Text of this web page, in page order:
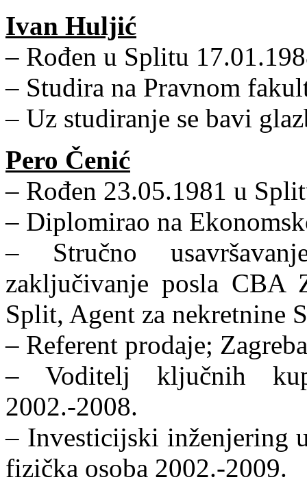
Ivan Huljić
– Rođen u Splitu
– Studira na Pravnom
– Uz studiranje se bavi
Pero Čenić
– Rođen 23.05.1981 u
– Diplomirao na
– Stručno
zaključivanje posla CBA
Split, Agent za nekretnine
– Referent prodaje;
– Voditelj ključnih
2002.-2008.
– Investicijski inženjering
fizička osoba 2002.-2009.